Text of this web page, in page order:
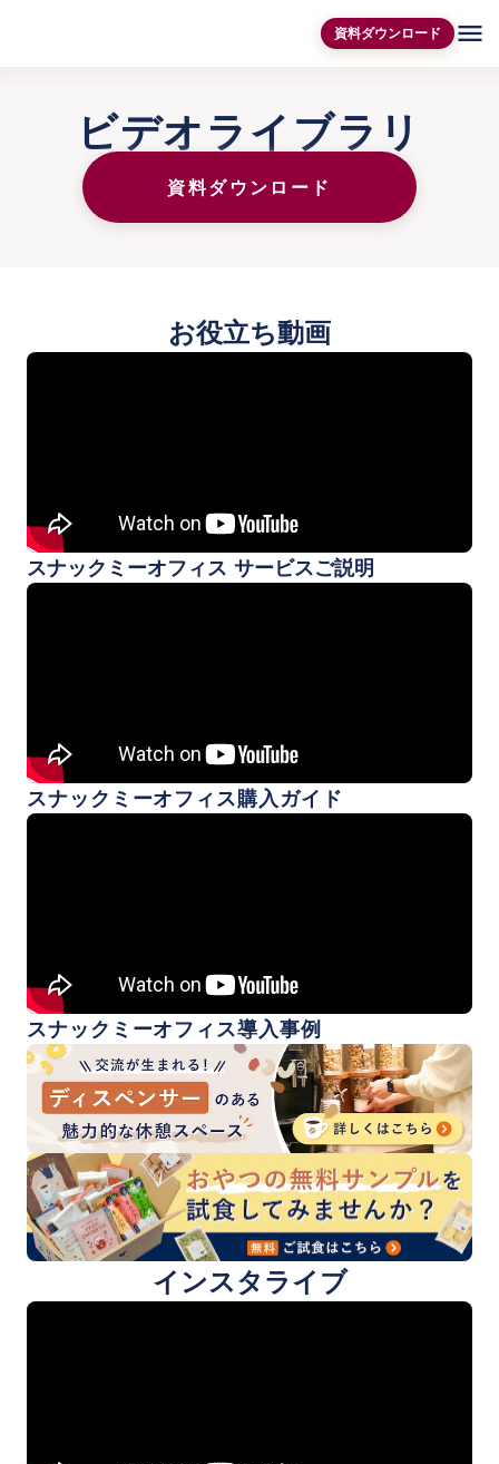
資料ダウンロード menu
ビデオライブラリ
資料ダウンロード
お役立ち動画
スナックミーオフィス サービスご説明
スナックミーオフィス購入ガイド
スナックミーオフィス導入事例
インスタライブ